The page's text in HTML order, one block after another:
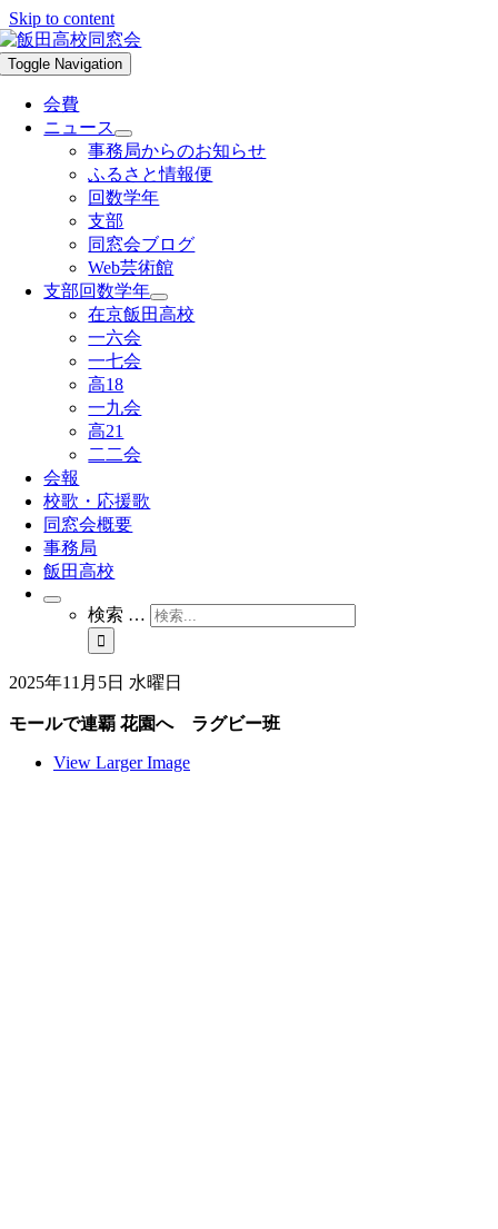
Skip to content
Toggle Navigation
会費
ニュース
事務局からのお知らせ
ふるさと情報便
回数学年
支部
同窓会ブログ
Web芸術館
支部回数学年
在京飯田高校
一六会
一七会
高18
一九会
高21
二二会
会報
校歌・応援歌
同窓会概要
事務局
飯田高校
検索 …
2025年11月5日 水曜日
モールで連覇 花園へ ラグビー班
View Larger Image